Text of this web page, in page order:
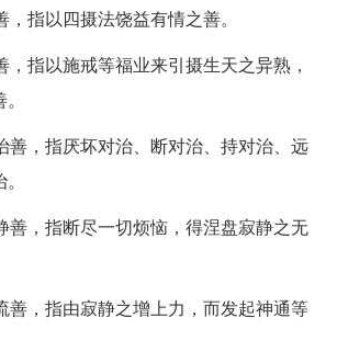
指以四摄法饶益有情之善。
指以施戒等福业来引摄生天之异熟，
善，指厌坏对治、断对治、持对治、远
善，指断尽一切烦恼，得涅盘寂静之无
善，指由寂静之增上力，而发起神通等